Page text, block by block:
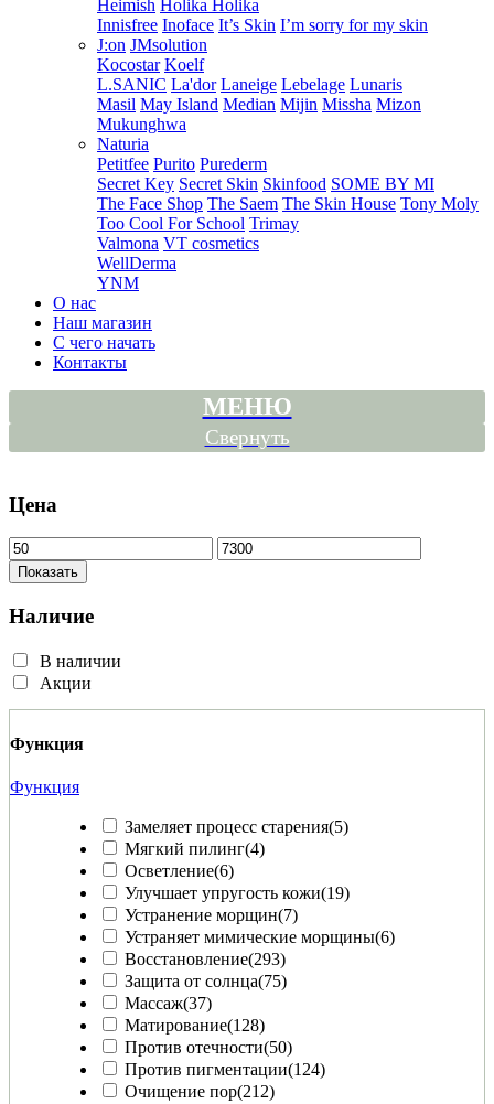
Heimish Holika Holika
Innisfree Inoface It’s Skin I’m sorry for my skin
J:on JMsolution
Kocostar Koelf
L.SANIC La'dor Laneige Lebelage Lunaris
Masil May Island Median Mijin Missha Mizon
Mukunghwa
Naturia
Petitfee Purito Purederm
Secret Key Secret Skin Skinfood SOME BY MI
The Face Shop The Saem The Skin House Tony Moly
Too Cool For School Trimay
Valmona VT cosmetics
WellDerma
YNM
О нас
Наш магазин
С чего начать
Контакты
МЕНЮ
Свернуть
Цена
Показать
Наличие
В наличии
Акции
Функция
Функция
Замеляет процесс старения(5)
Мягкий пилинг(4)
Осветление(6)
Улучшает упругость кожи(19)
Устранение морщин(7)
Устраняет мимические морщины(6)
Восстановление(293)
Защита от солнца(75)
Массаж(37)
Матирование(128)
Против отечности(50)
Против пигментации(124)
Очищение пор(212)